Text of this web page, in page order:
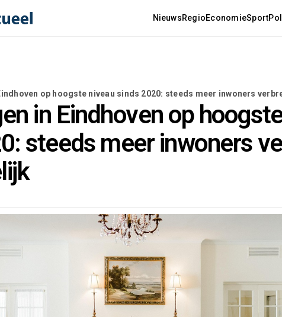
NieuwsRegioEconomieSport
op hoogste niveau sinds 2020: steeds meer inwoners
in Eindhoven op
steeds meer inwoners